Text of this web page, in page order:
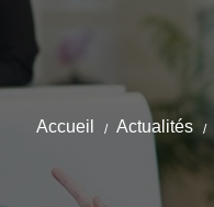
Accueil Actualités